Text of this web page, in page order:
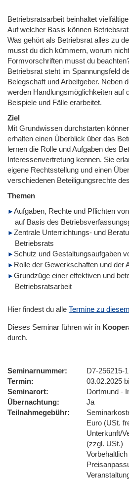
Betriebsratsarbeit beinhaltet
Auf welcher Basis können
Was gehört als Betriebsrat alles zu
musst du dich kümmern, worum
Formvorschriften musst du
Betriebsrat steht im Spannungsfeld
Belegschaft und Arbeitgeber. Neben
werden Handlungsmöglichkeiten auf
Beispiele und Fälle erarbeitet.
Ziel
Mit Grundwissen durchstarten
erhalten einen Überblick über das
lernen die Rolle und Aufgaben des
Interessenvertretung kennen. Sie
eigene Rechtsstellung und einen
verschiedenen Beteiligungsrechte
Themen
Aufgaben, Rechte und Pflichten
auf Basis des
Zentrale Unterrichtungs- und
Betriebsrats
Schutz und Gestaltungsaufgaben
Rolle der Gewerkschaften und der
Grundzüge einer effektiven und
Betriebsratsarbeit
Hier findest du alle Termine zu
Dieses Seminar führen wir in
durch.
Seminarnummer
D7-256215-
Termin
03.02.2025
Seminarort
Dortmund -
Übernachtung
Ja
Teilnahmegebühr
Euro (USt.
Unterkunft/
(zzgl. USt.)